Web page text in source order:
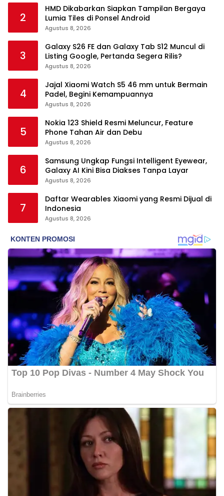
2
HMD Dikabarkan Siapkan Tampilan Bergaya
Lumia Tiles di Ponsel Android
Agustus 8, 2026
3
Galaxy S26 FE dan Galaxy Tab S12 Muncul di
Listing Google, Pertanda Segera Rilis?
Agustus 8, 2026
4
Jajal Xiaomi Watch S5 46 mm untuk Bermain
Padel, Begini Kemampuannya
Agustus 8, 2026
5
Nokia 123 Shield Resmi Meluncur, Feature
Phone Tahan Air dan Debu
Agustus 8, 2026
6
Samsung Ungkap Fungsi Intelligent Eyewear,
Galaxy AI Kini Bisa Diakses Tanpa Layar
Agustus 8, 2026
7
Daftar Wearables Xiaomi yang Resmi Dijual di
Indonesia
Agustus 8, 2026